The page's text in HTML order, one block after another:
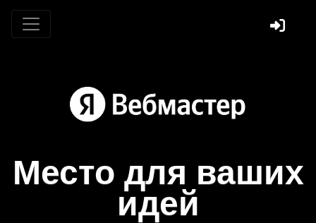
Место для ваших
идей